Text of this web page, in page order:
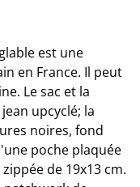
est une
en France. Il peut
Le sac et la
upcyclé; la
noires, fond
poche plaquée
de 19x13 cm.